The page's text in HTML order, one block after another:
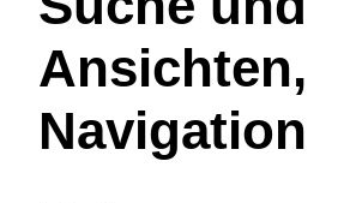
Ansichten,
Navigation